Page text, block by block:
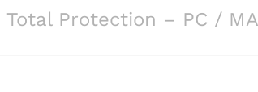
Total Protection – PC /